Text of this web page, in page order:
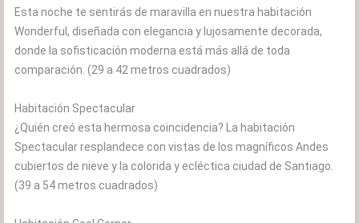
Esta noche te sentirás de maravilla en nuestra habitación
Wonderful, diseñada con elegancia y lujosamente decorada,
donde la sofisticación moderna está más allá de toda
comparación. (29 a 42 metros cuadrados)
Habitación Spectacular
¿Quién creó esta hermosa coincidencia? La habitación
Spectacular resplandece con vistas de los magníficos Andes
cubiertos de nieve y la colorida y ecléctica ciudad de Santiago.
(39 a 54 metros cuadrados)